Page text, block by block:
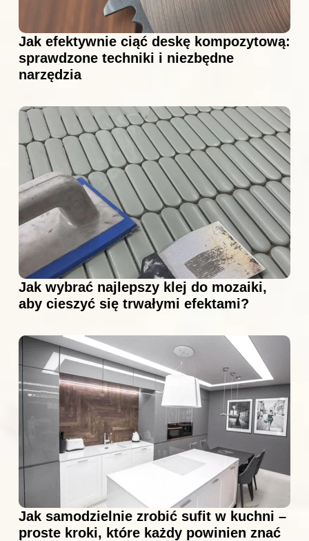
Jak efektywnie ciąć deskę kompozytową:
sprawdzone techniki i niezbędne
narzędzia
Jak wybrać najlepszy klej do mozaiki,
aby cieszyć się trwałymi efektami?
Jak samodzielnie zrobić sufit w kuchni –
proste kroki, które każdy powinien znać